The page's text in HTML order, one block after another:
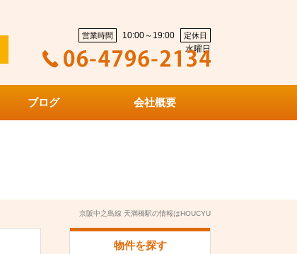
営業時間 10:00～19:00 定休日
水曜日
ブログ 会社概要
京阪中之島線 天満橋駅の情報はHOUCYU
物件を探す